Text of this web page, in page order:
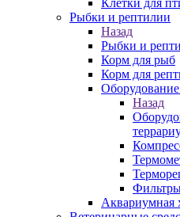
Клетки для
Рыбки и рептилии
Назад
Рыбки и
Корм для рыб
Корм для
Назад
Аквариумная